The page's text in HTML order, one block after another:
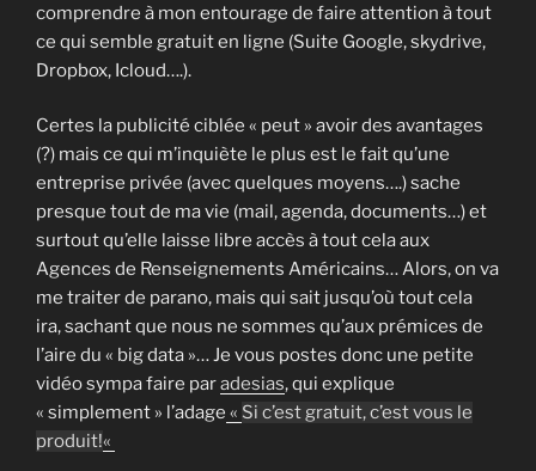
comprendre à mon entourage de faire attention à tout
ce qui semble gratuit en ligne (Suite Google, skydrive,
Dropbox, Icloud….).
Certes la publicité ciblée « peut » avoir des avantages
(?) mais ce qui m’inquiète le plus est le fait qu’une
entreprise privée (avec quelques moyens….) sache
presque tout de ma vie (mail, agenda, documents…) et
surtout qu’elle laisse libre accès à tout cela aux
Agences de Renseignements Américains… Alors, on va
me traiter de parano, mais qui sait jusqu’où tout cela
ira, sachant que nous ne sommes qu’aux prémices de
l’aire du « big data »… Je vous postes donc une petite
vidéo sympa faire paradesias, qui explique
« simplement » l’adage « Si c’est gratuit, c’est vous le
produit!«